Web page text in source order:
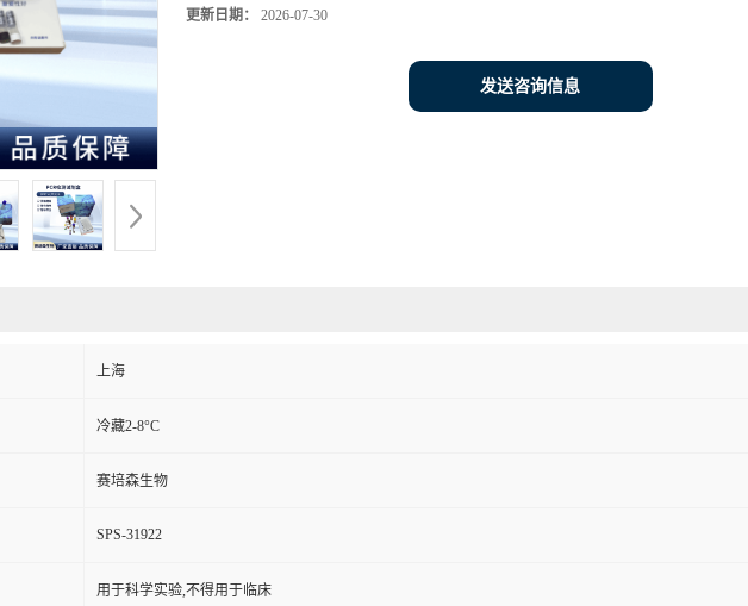
更新日期： 2026-07-30
发送咨询信息
上海
冷藏2-8°C
赛培森生物
SPS-31922
用于科学实验,不得用于临床